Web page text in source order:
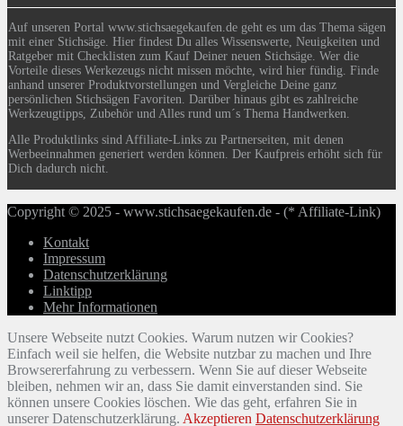
Auf unseren Portal www.stichsaegekaufen.de geht es um das Thema sägen
mit einer Stichsäge. Hier findest Du alles Wissenswerte, Neuigkeiten und
Ratgeber mit Checklisten zum Kauf Deiner neuen Stichsäge. Wer die
Vorteile dieses Werkezeugs nicht missen möchte, wird hier fündig. Finde
anhand unserer Produktvorstellungen und Vergleiche Deine ganz
persönlichen Stichsägen Favoriten. Darüber hinaus gibt es zahlreiche
Werkzeugtipps, Zubehör und Alles rund um´s Thema Handwerken.
Alle Produktlinks sind Affiliate-Links zu Partnerseiten, mit denen
Werbeeinnahmen generiert werden können. Der Kaufpreis erhöht sich für
Dich dadurch nicht.
Copyright © 2025 - www.stichsaegekaufen.de - (* Affiliate-Link)
Kontakt
Impressum
Datenschutzerklärung
Linktipp
Mehr Informationen
Unsere Webseite nutzt Cookies. Warum nutzen wir Cookies?
Einfach weil sie helfen, die Website nutzbar zu machen und Ihre
Browsererfahrung zu verbessern. Wenn Sie auf dieser Webseite
bleiben, nehmen wir an, dass Sie damit einverstanden sind. Sie
können unsere Cookies löschen. Wie das geht, erfahren Sie in
unserer Datenschutzerklärung. Akzeptieren Datenschutzerklärung